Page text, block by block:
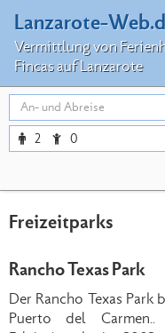
Lanzarote-
Vermittlung von
Fincas auf Lanzarote
2 0
Freizeitparks
Rancho Texas Park
Der Rancho Texas
Puerto del